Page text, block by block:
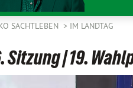
SACHTLEBEN IM LANDTAG
Sitzung | 19.